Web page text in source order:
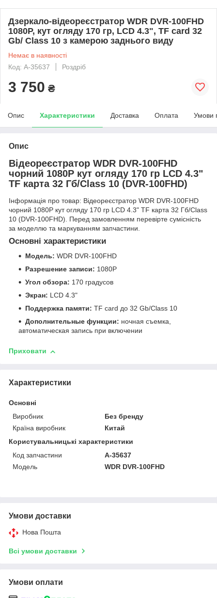
Дзеркало-відеореєстратор WDR DVR-100FHD
1080P, кут огляду 170 гр, LCD 4.3", TF card 32
Gb/ Class 10 з камерою заднього виду
Немає в наявності
Код: A-35637
Роздріб
3 750 ₴
Опис Характеристики Доставка Оплата Умови
Опис
Відеореєстратор WDR DVR-100FHD
чорний 1080P кут огляду 170 гр LCD 4.3"
TF карта 32 Гб/Class 10 (DVR-100FHD)
Інформація про товар: Відеореєстратор WDR DVR-100FHD
чорний 1080P кут огляду 170 гр LCD 4.3" TF карта 32 Гб/Class
10 (DVR-100FHD). Перед замовленням перевірте сумісність
за моделлю та маркуванням запчастини.
Основні характеристики
Модель: WDR DVR-100FHD
Разрешение записи: 1080P
Угол обзора: 170 градусов
Экран: LCD 4.3"
Поддержка памяти: TF card до 32 Gb/Class 10
Дополнительные функции: ночная съемка,
автоматическая запись при включении
Приховати
Характеристики
Основні
Виробник
Без бренду
Країна виробник
Китай
Користувальницькі характеристики
Код запчастини
A-35637
Мoдель
WDR DVR-100FHD
Умови доставки
Нова Пошта
Всі умови доставки
Умови оплати